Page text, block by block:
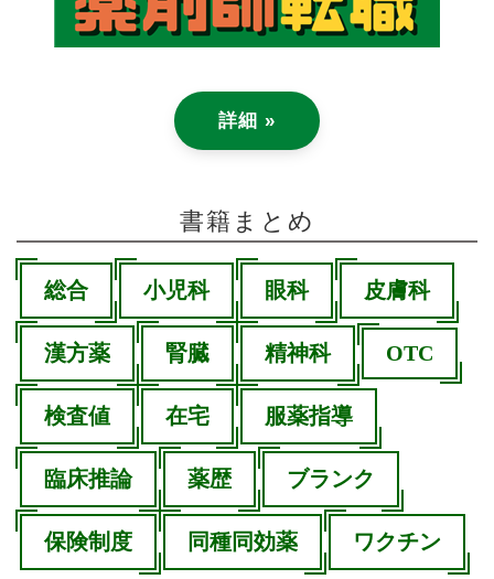
詳細 »
書籍まとめ
総合 小児科 眼科 皮膚科
漢方薬 腎臓 精神科 OTC
検査値 在宅 服薬指導
臨床推論 薬歴 ブランク
保険制度 同種同効薬 ワクチン